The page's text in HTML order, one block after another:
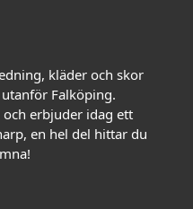
kläder och skor
Falköping.
erbjuder idag ett
en hel del hittar du